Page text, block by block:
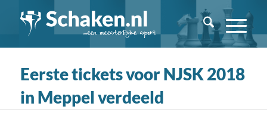
Eerste tickets voor NJSK 2018
in Meppel verdeeld